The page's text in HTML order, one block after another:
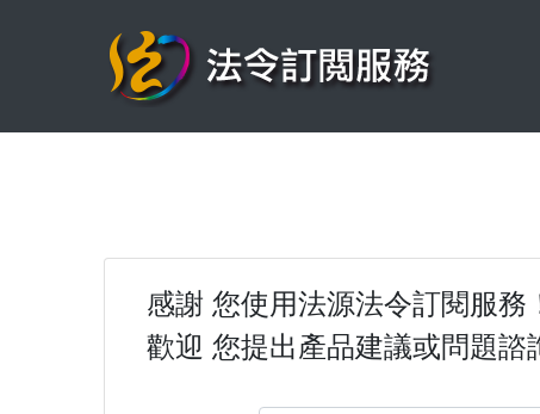
感謝 您使用法源法令訂閱服務
歡迎 您提出產品建議或問題諮